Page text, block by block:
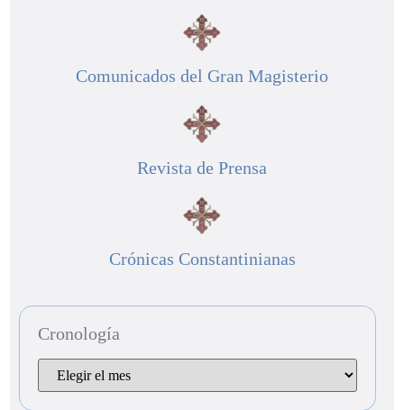
Comunicados del Gran Magisterio
Revista de Prensa
Crónicas Constantinianas
Cronología